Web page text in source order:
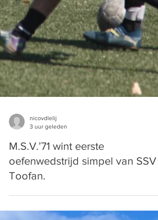
3 uur geleden
M.S.V.’71 wint eerste
oefenwedstrijd simpel van SSV